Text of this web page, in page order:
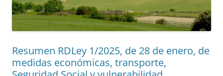
Resumen RDLey 1/2025, de 28 de enero, de
medidas económicas, transporte,